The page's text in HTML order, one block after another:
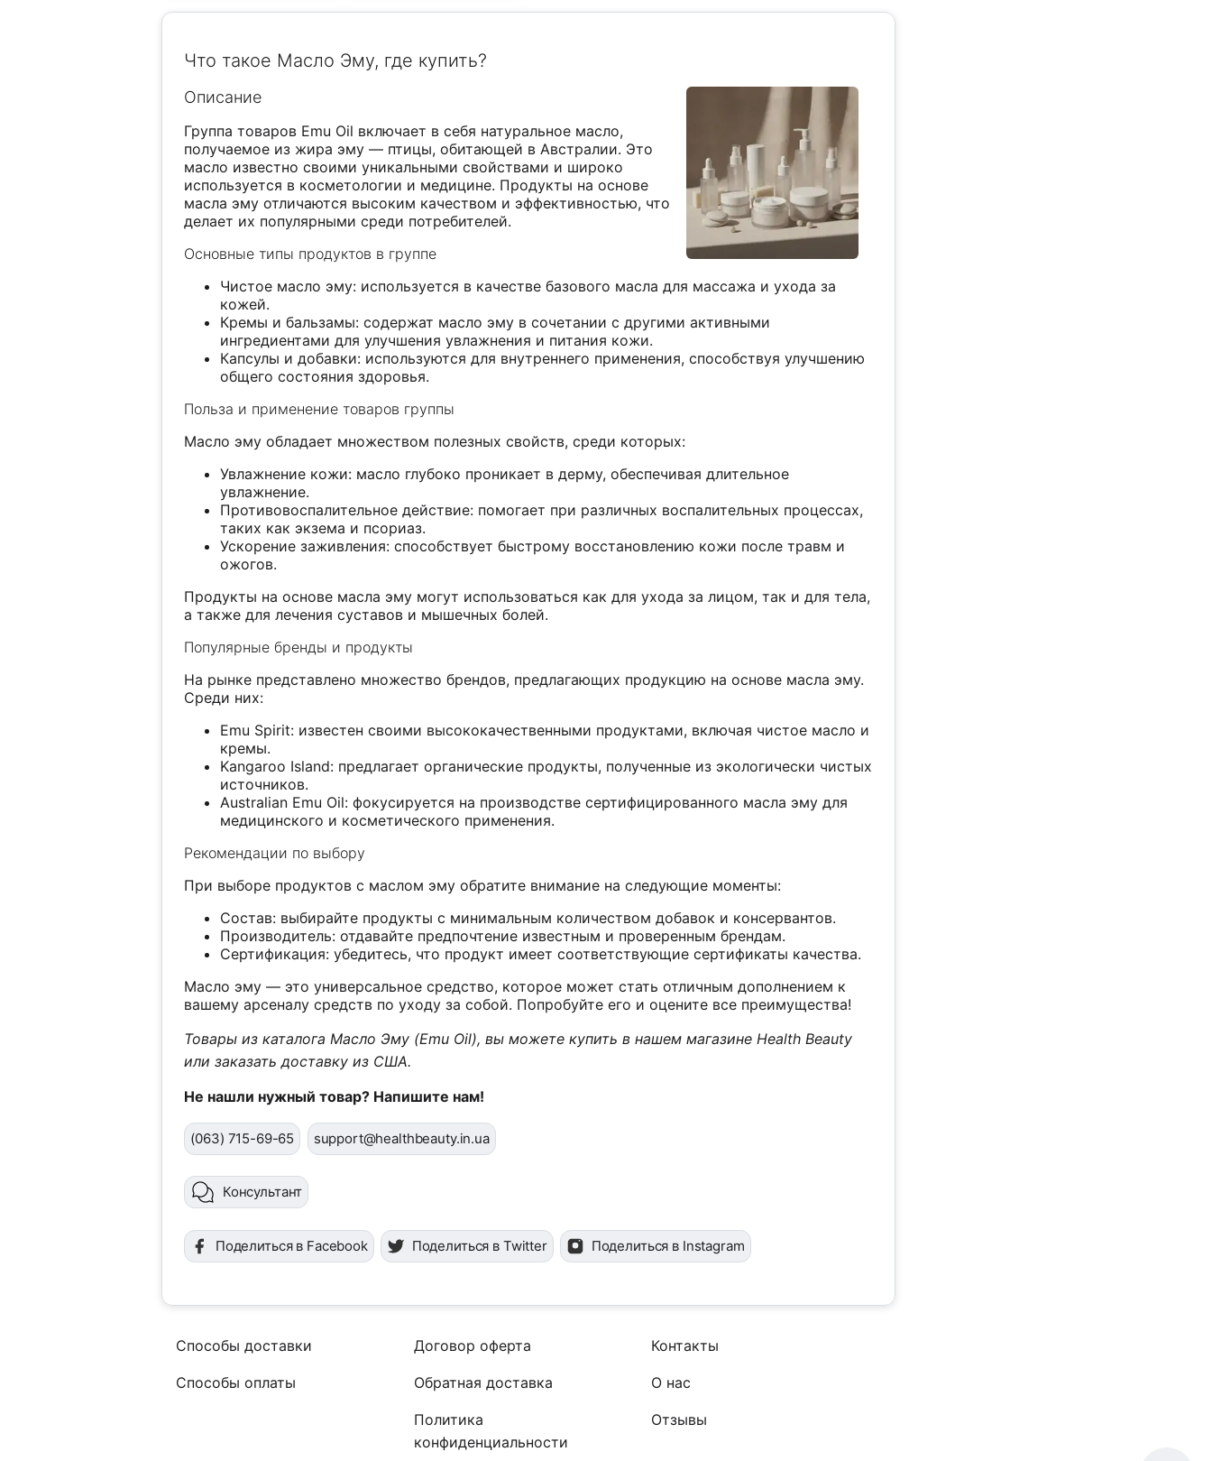
Что такое Масло Эму, где купить?
Описание
Группа товаров Emu Oil включает в себя натуральное масло,
получаемое из жира эму — птицы, обитающей в Австралии. Это
масло известно своими уникальными свойствами и широко
используется в косметологии и медицине. Продукты на основе
масла эму отличаются высоким качеством и эффективностью, что
делает их популярными среди потребителей.
Основные типы продуктов в группе
Чистое масло эму: используется в качестве базового масла для массажа и ухода за
кожей.
Кремы и бальзамы: содержат масло эму в сочетании с другими активными
ингредиентами для улучшения увлажнения и питания кожи.
Капсулы и добавки: используются для внутреннего применения, способствуя улучшению
общего состояния здоровья.
Польза и применение товаров группы
Масло эму обладает множеством полезных свойств, среди которых:
Увлажнение кожи: масло глубоко проникает в дерму, обеспечивая длительное
увлажнение.
Противовоспалительное действие: помогает при различных воспалительных процессах,
таких как экзема и псориаз.
Ускорение заживления: способствует быстрому восстановлению кожи после травм и
ожогов.
Продукты на основе масла эму могут использоваться как для ухода за лицом, так и для тела,
а также для лечения суставов и мышечных болей.
Популярные бренды и продукты
На рынке представлено множество брендов, предлагающих продукцию на основе масла эму.
Среди них:
Emu Spirit: известен своими высококачественными продуктами, включая чистое масло и
кремы.
Kangaroo Island: предлагает органические продукты, полученные из экологически чистых
источников.
Australian Emu Oil: фокусируется на производстве сертифицированного масла эму для
медицинского и косметического применения.
Рекомендации по выбору
При выборе продуктов с маслом эму обратите внимание на следующие моменты:
Состав: выбирайте продукты с минимальным количеством добавок и консервантов.
Производитель: отдавайте предпочтение известным и проверенным брендам.
Сертификация: убедитесь, что продукт имеет соответствующие сертификаты качества.
Масло эму — это универсальное средство, которое может стать отличным дополнением к
вашему арсеналу средств по уходу за собой. Попробуйте его и оцените все преимущества!
Товары из каталога Масло Эму (Emu Oil), вы можете купить в нашем магазине Health Beauty
или заказать доставку из США.
Не нашли нужный товар? Напишите нам!
(063) 715-69-65 support@healthbeauty.in.ua
Консультант
Поделиться в Facebook Поделиться в Twitter Поделиться в Instagram
Способы доставки
Способы оплаты
Договор оферта
Обратная доставка
Политика
конфиденциальности
Контакты
О нас
Отзывы